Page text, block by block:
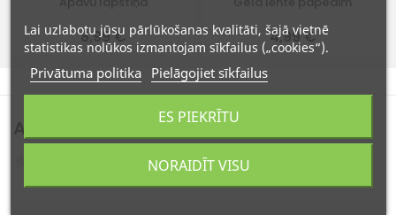
8,99 € 4,99 €
Atsauksmes: 0
Lai uzlabotu jūsu pārlūkošanas kvalitāti, šajā vietnē
statistikas nolūkos izmantojam sīkfailus („cookies“).
Privātuma politika Pielāgojiet sīkfailus
NORAIDĪT VISU
ES PIEKRĪTU